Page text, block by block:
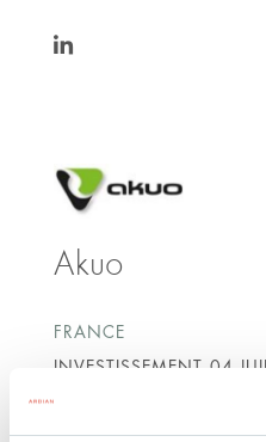
Akuo
FRANCE
INVESTISSEMENT 04
Renouvelables